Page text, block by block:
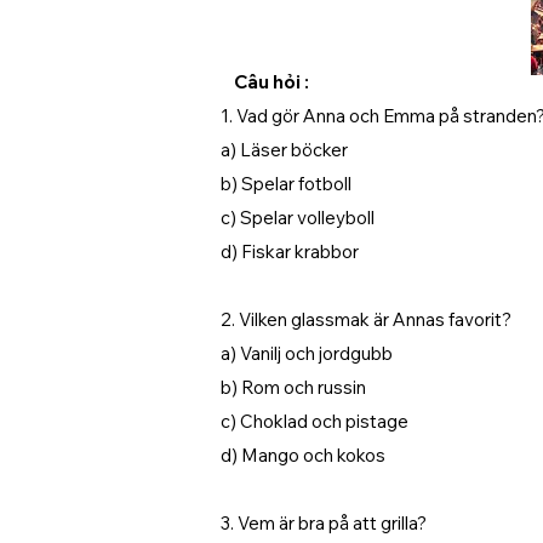
Câu hỏi :
1. Vad gör Anna och Emma på
a) Läser böcker
b) Spelar fotboll
c) Spelar volleyboll
d) Fiskar krabbor
2. Vilken glassmak är Annas favorit?
a) Vanilj och jordgubb
b) Rom och russin
c) Choklad och pistage
d) Mango och kokos
3. Vem är bra på att grilla?